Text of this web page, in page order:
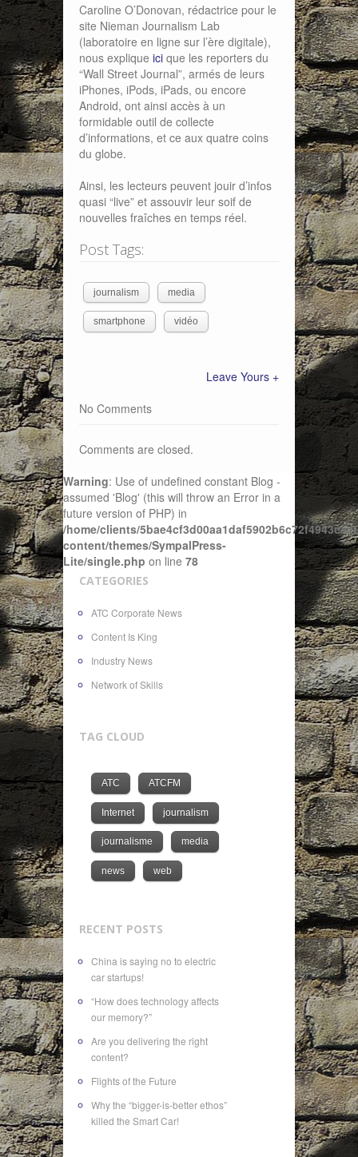
Caroline O’Donovan, rédactrice pour le
site Nieman Journalism Lab
(laboratoire en ligne sur l’ère digitale),
nous explique ici que les reporters du
“Wall Street Journal”, armés de leurs
iPhones, iPods, iPads, ou encore
Android, ont ainsi accès à un
formidable outil de collecte
d’informations, et ce aux quatre coins
du globe.
Ainsi, les lecteurs peuvent jouir d’infos
quasi “live” et assouvir leur soif de
nouvelles fraîches en temps réel.
Post Tags:
journalism media
smartphone vidéo
Leave Yours +
No Comments
Comments are closed.
Warning: Use of undefined constant Blog -
assumed 'Blog' (this will throw an Error in a
future version of PHP) in
/home/clients/5bae4cf3d00aa1daf5902b6c72f4943c/
content/themes/SympalPress-
Lite/single.php on line 78
CATEGORIES
ATC Corporate News
Content Is King
Industry News
Network of Skills
TAG CLOUD
ATC ATCFM
Internet journalism
journalisme media
news web
RECENT POSTS
China is saying no to electric
car startups!
“How does technology affects
our memory?”
Are you delivering the right
content?
Flights of the Future
Why the “bigger-is-better ethos”
killed the Smart Car!